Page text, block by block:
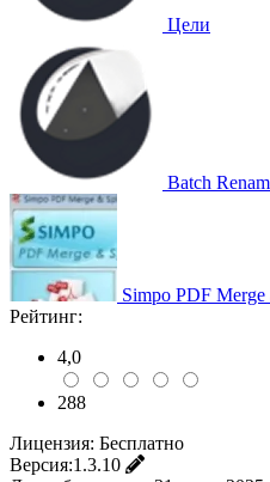
Цели
Batch
Simpo PDF Merge
Рейтинг:
4,0
288
Лицензия: Бесплатно
Версия:1.3.10